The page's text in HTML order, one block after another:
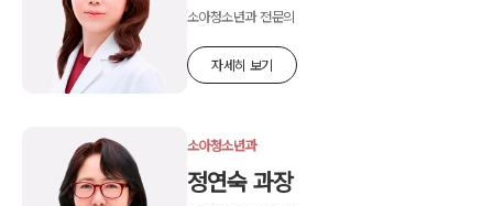
소아청소년과 전문의
자세히 보기
소아청소년과
정연숙 과장